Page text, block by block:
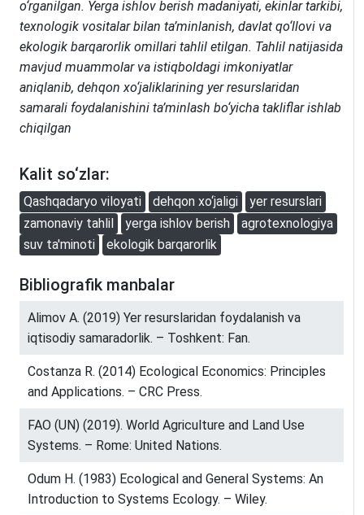
o‘rganilgan. Yerga ishlov berish madaniyati, ekinlar tarkibi,
texnologik vositalar bilan ta’minlanish, davlat qo‘llovi va
ekologik barqarorlik omillari tahlil etilgan. Tahlil natijasida
mavjud muammolar va istiqboldagi imkoniyatlar
aniqlanib, dehqon xo‘jaliklarining yer resurslaridan
samarali foydalanishini ta’minlash bo‘yicha takliflar ishlab
chiqilgan
Kalit so‘zlar:
Qashqadaryo viloyati dehqon xo‘jaligi
yer resurslari
zamonaviy tahlil
yerga ishlov berish
agrotexnologiya
suv ta'minoti
ekologik barqarorlik
Bibliografik manbalar
Alimov A. (2019) Yer resurslaridan foydalanish va
iqtisodiy samaradorlik. – Toshkent: Fan.
Costanza R. (2014) Ecological Economics: Principles
and Applications. – CRC Press.
FAO (UN) (2019). World Agriculture and Land Use
Systems. – Rome: United Nations.
Odum H. (1983) Ecological and General Systems: An
Introduction to Systems Ecology. – Wiley.